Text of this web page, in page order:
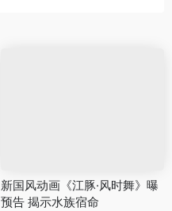
新国风动画《江豚·风时舞》曝
预告 揭示水族宿命